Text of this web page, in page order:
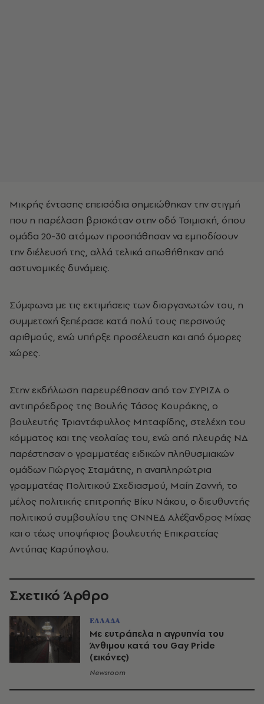
Μικρής έντασης επεισόδια σημειώθηκαν την στιγμή
που η παρέλαση βρισκόταν στην οδό Τσιμισκή, όπου
ομάδα 20-30 ατόμων προσπάθησαν να εμποδίσουν
την διέλευσή της, αλλά τελικά απωθήθηκαν από
αστυνομικές δυνάμεις.
Σύμφωνα με τις εκτιμήσεις των διοργανωτών του, η
συμμετοχή ξεπέρασε κατά πολύ τους περσινούς
αριθμούς, ενώ υπήρξε προσέλευση και από όμορες
χώρες.
Στην εκδήλωση παρευρέθησαν από τον ΣΥΡΙΖΑ ο
αντιπρόεδρος της Βουλής Τάσος Κουράκης, ο
βουλευτής Τριαντάφυλλος Μηταφίδης, στελέχη του
κόμματος και της νεολαίας του, ενώ από πλευράς ΝΔ
παρέστησαν ο γραμματέας ειδικών πληθυσμιακών
ομάδων Γιώργος Σταμάτης, η αναπληρώτρια
γραμματέας Πολιτικού Σχεδιασμού, Μαίη Ζαννή, το
μέλος πολιτικής επιτροπής Βίκυ Νάκου, ο διευθυντής
πολιτικού συμβουλίου της ΟΝΝΕΔ Αλέξανδρος Μίχας
και ο τέως υποψήφιος βουλευτής Επικρατείας
Αντύπας Καρύπογλου.
Σχετικό Άρθρο
ΕΛΛΑΔΑ
Με ευτράπελα η αγρυπνία του
Άνθιμου κατά του Gay Pride
(εικόνες)
Newsroom